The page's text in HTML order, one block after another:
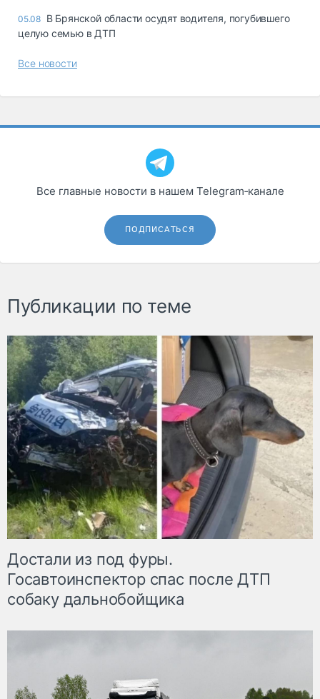
05.08 В Брянской области осудят водителя, погубившего
целую семью в ДТП
Все новости
Все главные новости в нашем Telegram‑канале
ПОДПИСАТЬСЯ
Публикации по теме
Достали из под фуры.
Госавтоинспектор спас после ДТП
собаку дальнобойщика